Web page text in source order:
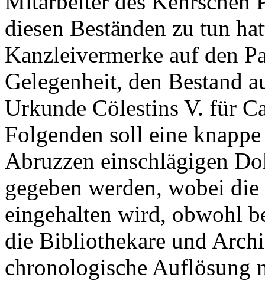
diesen Beständen zu tun
Kanzleivermerke auf den
Gelegenheit, den Bestand
Urkunde Cölestins V. für
Folgenden soll eine
Abruzzen einschlägigen
gegeben werden, wobei
eingehalten wird, obwohl
die Bibliothekare und
chronologische Auflösung